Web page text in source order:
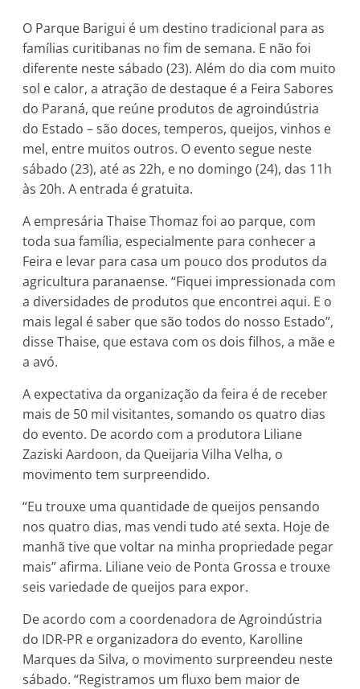
O Parque Barigui é um destino tradicional para as
famílias curitibanas no fim de semana. E não foi
diferente neste sábado (23). Além do dia com muito
sol e calor, a atração de destaque é a Feira Sabores
do Paraná, que reúne produtos de agroindústria
do Estado – são doces, temperos, queijos, vinhos e
mel, entre muitos outros. O evento segue neste
sábado (23), até as 22h, e no domingo (24), das 11h
às 20h. A entrada é gratuita.
A empresária Thaise Thomaz foi ao parque, com
toda sua família, especialmente para conhecer a
Feira e levar para casa um pouco dos produtos da
agricultura paranaense. “Fiquei impressionada com
a diversidades de produtos que encontrei aqui. E o
mais legal é saber que são todos do nosso Estado”,
disse Thaise, que estava com os dois filhos, a mãe e
a avó.
A expectativa da organização da feira é de receber
mais de 50 mil visitantes, somando os quatro dias
do evento. De acordo com a produtora Liliane
Zaziski Aardoon, da Queijaria Vilha Velha, o
movimento tem surpreendido.
“Eu trouxe uma quantidade de queijos pensando
nos quatro dias, mas vendi tudo até sexta. Hoje de
manhã tive que voltar na minha propriedade pegar
mais” afirma. Liliane veio de Ponta Grossa e trouxe
seis variedade de queijos para expor.
De acordo com a coordenadora de Agroindústria
do IDR-PR e organizadora do evento, Karolline
Marques da Silva, o movimento surpreendeu neste
sábado. “Registramos um fluxo bem maior de